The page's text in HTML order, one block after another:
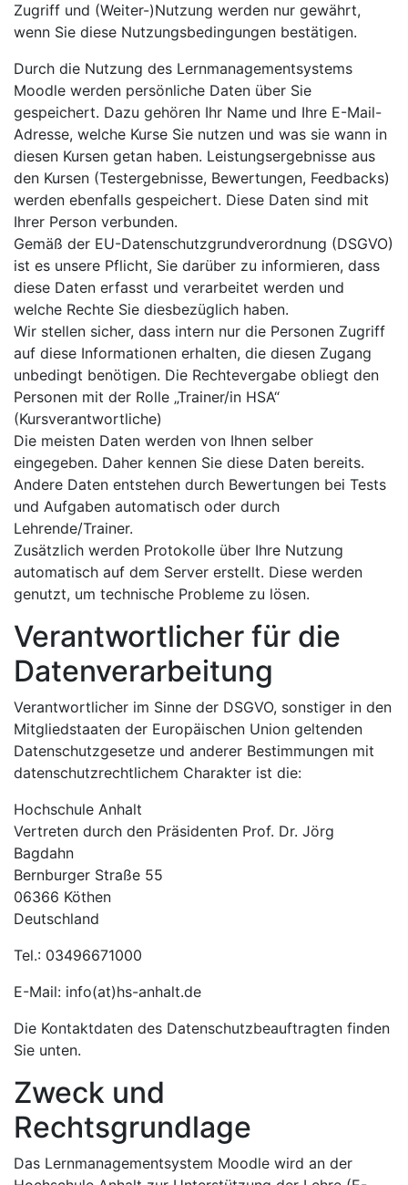
Zugriff und (Weiter-)Nutzung werden nur gewährt,
wenn Sie diese Nutzungsbedingungen bestätigen.
Durch die Nutzung des Lernmanagementsystems
Moodle werden persönliche Daten über Sie
gespeichert. Dazu gehören Ihr Name und Ihre E-Mail-
Adresse, welche Kurse Sie nutzen und was sie wann in
diesen Kursen getan haben. Leistungsergebnisse aus
den Kursen (Testergebnisse, Bewertungen, Feedbacks)
werden ebenfalls gespeichert. Diese Daten sind mit
Ihrer Person verbunden.
Gemäß der EU-Datenschutzgrundverordnung (DSGVO)
ist es unsere Pflicht, Sie darüber zu informieren, dass
diese Daten erfasst und verarbeitet werden und
welche Rechte Sie diesbezüglich haben.
Wir stellen sicher, dass intern nur die Personen Zugriff
auf diese Informationen erhalten, die diesen Zugang
unbedingt benötigen. Die Rechtevergabe obliegt den
Personen mit der Rolle „Trainer/in HSA“
(Kursverantwortliche)
Die meisten Daten werden von Ihnen selber
eingegeben. Daher kennen Sie diese Daten bereits.
Andere Daten entstehen durch Bewertungen bei Tests
und Aufgaben automatisch oder durch
Lehrende/Trainer.
Zusätzlich werden Protokolle über Ihre Nutzung
automatisch auf dem Server erstellt. Diese werden
genutzt, um technische Probleme zu lösen.
Verantwortlicher für die
Datenverarbeitung
Verantwortlicher im Sinne der DSGVO, sonstiger in den
Mitgliedstaaten der Europäischen Union geltenden
Datenschutzgesetze und anderer Bestimmungen mit
datenschutzrechtlichem Charakter ist die:
Hochschule Anhalt
Vertreten durch den Präsidenten Prof. Dr. Jörg
Bagdahn
Bernburger Straße 55
06366 Köthen
Deutschland
Tel.: 03496671000
E-Mail: info(at)hs-anhalt.de
Die Kontaktdaten des Datenschutzbeauftragten finden
Sie unten.
Zweck und
Rechtsgrundlage
Das Lernmanagementsystem Moodle wird an der